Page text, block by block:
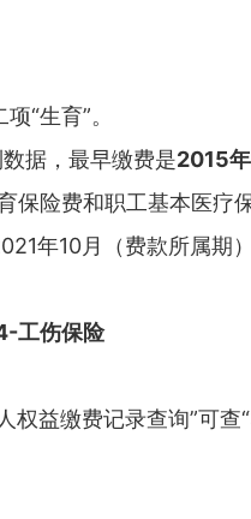
“生育”。
据，最早缴费是2015
保险费和职工基本医疗
年10月（费款所属期
工伤保险
益缴费记录查询”可查